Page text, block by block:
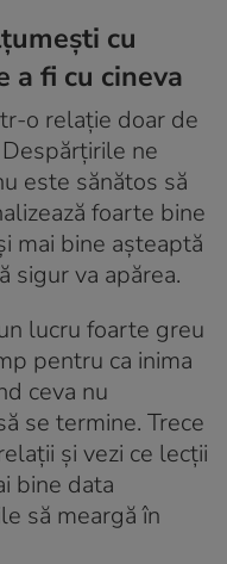
cu
a fi cu cineva
o relație doar de
ne
este sănătos să
foarte bine
mai bine așteaptă
sigur va apărea.
lucru foarte greu
pentru ca inima
ceva nu
se termine. Trece
și vezi ce lecții
bine data
să meargă în